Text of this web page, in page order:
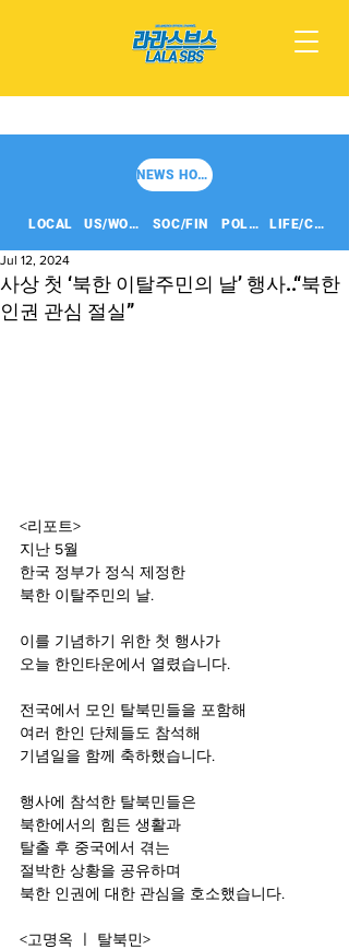
NEWS HOME
LOCAL US/WORLD SOC/FIN POLITICS LIFE/CULT
사상 첫 ‘북한 이탈주민의 날’ 행사..“북한
인권 관심 절실”
Jul 12, 2024
<리포트>
지난 5월
한국 정부가 정식 제정한
북한 이탈주민의 날.
이를 기념하기 위한 첫 행사가
오늘 한인타운에서 열렸습니다.
전국에서 모인 탈북민들을 포함해
여러 한인 단체들도 참석해
기념일을 함께 축하했습니다.
행사에 참석한 탈북민들은
북한에서의 힘든 생활과
탈출 후 중국에서 겪는
절박한 상황을 공유하며
북한 인권에 대한 관심을 호소했습니다.
<고명옥 ㅣ 탈북민>